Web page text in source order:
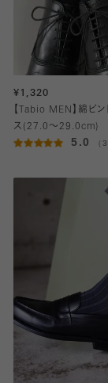
¥1,320
【Tabio MEN】綿ピン
ス(27.0～29.0cm)
5.0 （3